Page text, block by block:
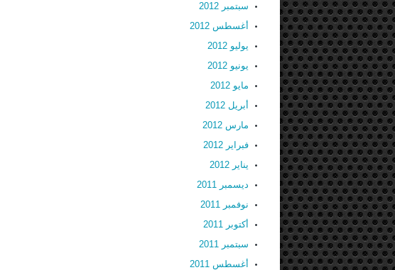
سبتمبر 2012
أغسطس 2012
يوليو 2012
يونيو 2012
مايو 2012
أبريل 2012
مارس 2012
فبراير 2012
يناير 2012
ديسمبر 2011
نوفمبر 2011
أكتوبر 2011
سبتمبر 2011
أغسطس 2011